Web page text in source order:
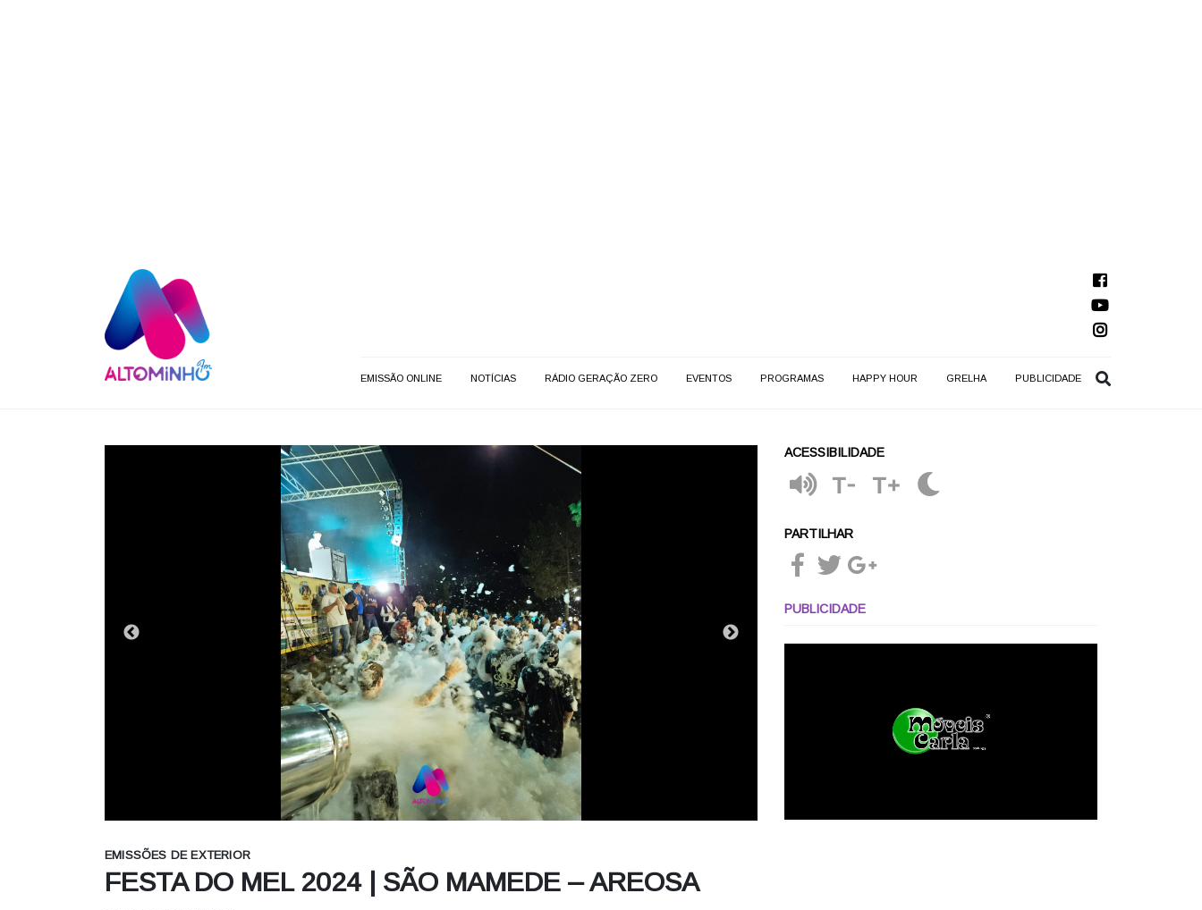
EMISSÃO ONLINE NOTÍCIAS RÁDIO GERAÇÃO ZERO EVENTOS PROGRAMAS HAPPY HOUR GRELHA PUBLICIDADE
EMISSÕES DE EXTERIOR
FESTA DO MEL 2024 | SÃO MAMEDE – AREOSA
ACESSIBILIDADE
T- T+
PARTILHAR
PUBLICIDADE